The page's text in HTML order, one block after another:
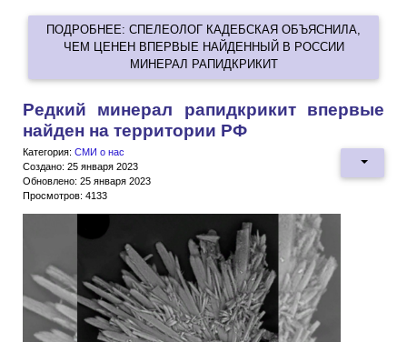
ПОДРОБНЕЕ: СПЕЛЕОЛОГ КАДЕБСКАЯ ОБЪЯСНИЛА,
ЧЕМ ЦЕНЕН ВПЕРВЫЕ НАЙДЕННЫЙ В РОССИИ
МИНЕРАЛ РАПИДКРИКИТ
Редкий минерал рапидкрикит впервые
найден на территории РФ
Категория: СМИ о нас
Создано: 25 января 2023
Обновлено: 25 января 2023
Просмотров: 4133